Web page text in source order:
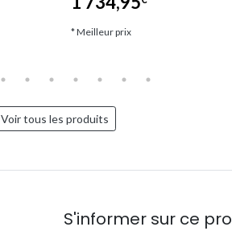
* Meilleur prix
Voir tous les produits
S'informer sur ce